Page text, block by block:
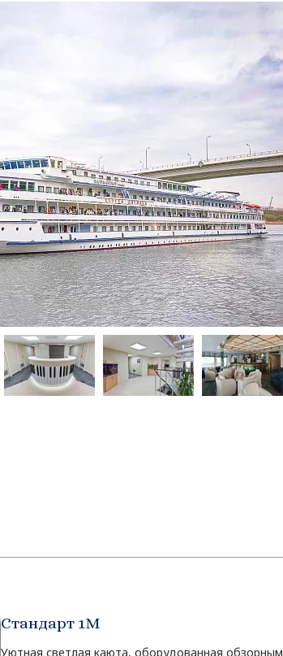
Стандарт 1M
Уютная светлая каюта, оборудованная обзорным